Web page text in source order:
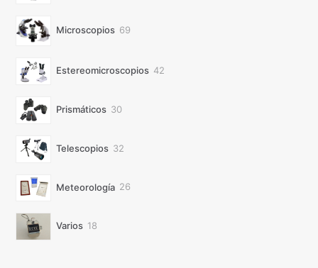
Microscopios 6969
Estereomicroscopios 4242
Prismáticos 3030
Telescopios 3232
Meteorología 2626
Varios 1818